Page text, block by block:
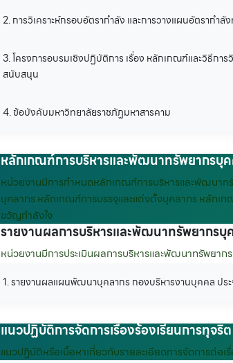
2. การวิเคราะห์กรอบอัตรากำลัง และการวางแผนอัตราก
3. โครงการอบรมเชิงปฏิบัติการ เรื่อง หลักเกณฑ์และวิธีกา
สนับสนุน
4. ข้อบังคับมหาวิทยาลัยราชภัฏมหาสารคาม
หลักเกณฑ์การบริหารและพัฒนาทรัพยากรบุ
หน่วยงานมีการกำหนดหลักเกณฑ์การบริหารและพัฒนาท
บุคลากร หลักเกณฑ์การบรรจุและแต่งตั้งบุคลากร หลักเ
ขวัญกำลังใจ
รายงานผลการบริหารและพัฒนาทรัพยากรบุ
หน่วยงานมีการประเมินผลการบริหารและพัฒนาทรัพยาก
1. รายงานผลแผนพัฒนาบุคลากร กองบริหารงานบุคคล ปร
แนวปฏิบัติการจัดการเรื่องร้องเรียนการทุจริ
แนวปฏิบัติหรือเนื้อหาเกี่ยวกับรายละเอียดการจัดการต่อ